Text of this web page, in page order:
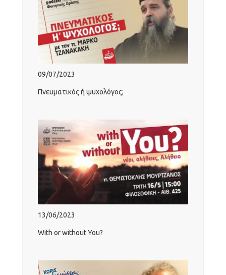
09/07/2023
Πνευματικός ή ψυχολόγος;
13/06/2023
With or without You?